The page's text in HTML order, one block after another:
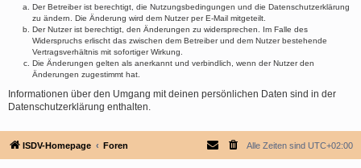
Der Betreiber ist berechtigt, die Nutzungsbedingungen und die Datenschutzerklärung
zu ändern. Die Änderung wird dem Nutzer per E-Mail mitgeteilt.
Der Nutzer ist berechtigt, den Änderungen zu widersprechen. Im Falle des
Widerspruchs erlischt das zwischen dem Betreiber und dem Nutzer bestehende
Vertragsverhältnis mit sofortiger Wirkung.
Die Änderungen gelten als anerkannt und verbindlich, wenn der Nutzer den
Änderungen zugestimmt hat.
Informationen über den Umgang mit deinen persönlichen Daten sind in der
Datenschutzerklärung enthalten.
ISDV-Homepage Foren Alle Zeiten sind UTC+02:00